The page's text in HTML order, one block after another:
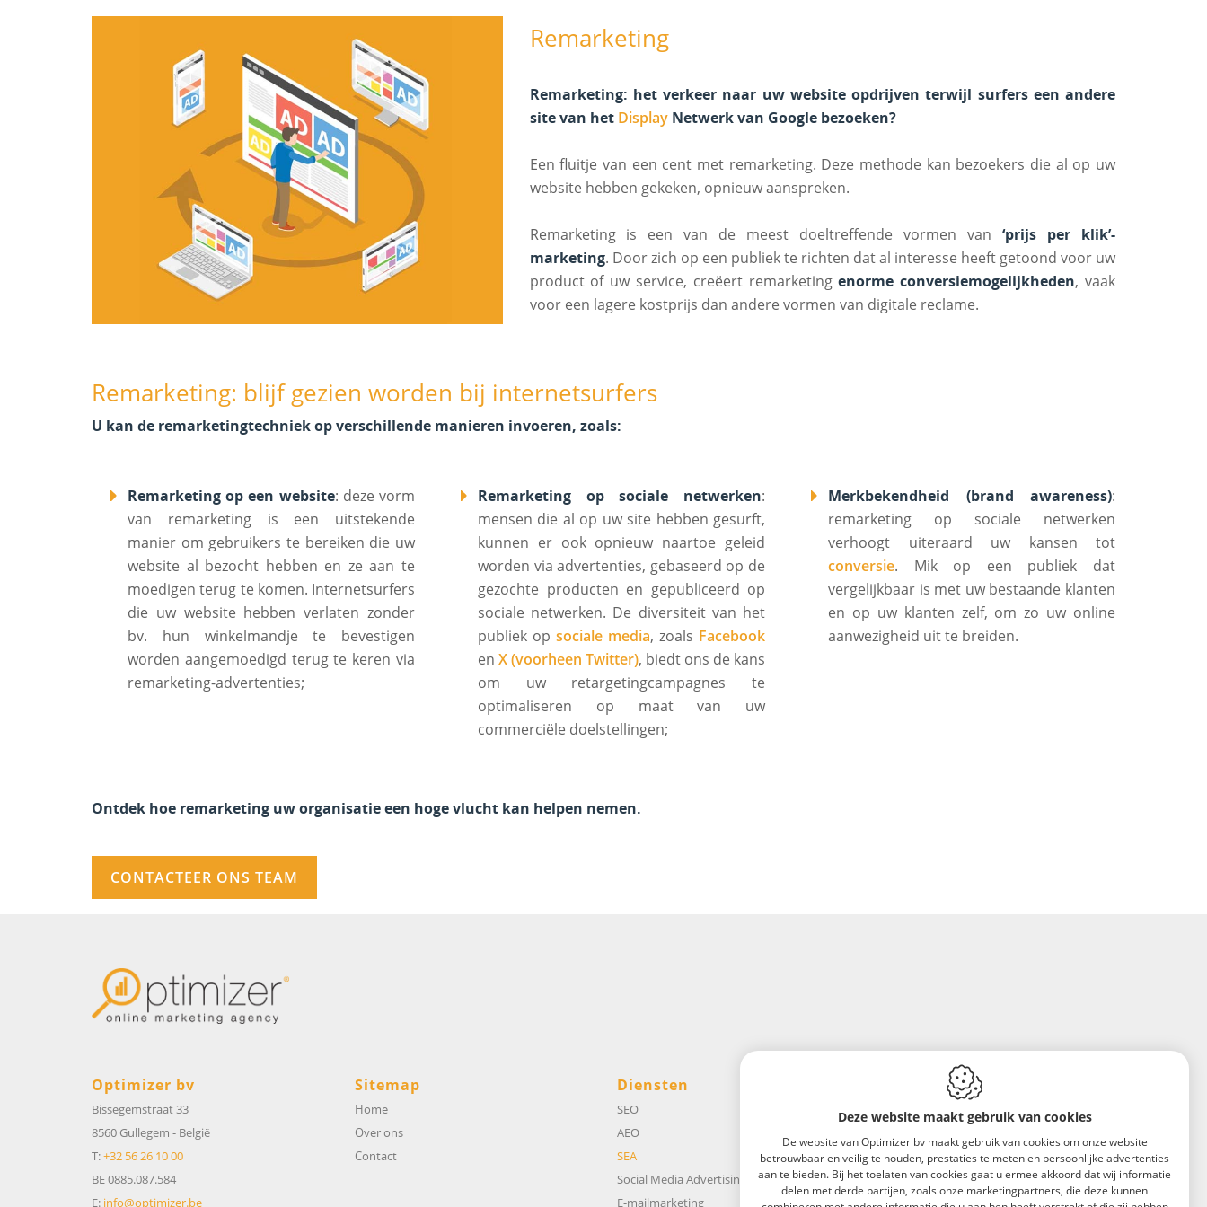
Remarketing
Remarketing: het verkeer naar uw website opdrijven terwijl surfers een andere
site van het DisplayNetwerk van Google bezoeken?
Een fluitje van een cent met remarketing. Deze methode kan bezoekers die al op uw
website hebben gekeken, opnieuw aanspreken.
Remarketing is een van de meest doeltreffende vormen van‘prijs per klik’-
marketing. Door zich op een publiek te richten dat al interesse heeft getoond voor uw
product of uw service, creëert remarketingenorme conversiemogelijkheden, vaak
voor een lagere kostprijs dan andere vormen van digitale reclame.
Remarketing: blijf gezien worden bij internetsurfers
U kan de remarketingtechniek op verschillende manieren invoeren, zoals:
Remarketing op een website: deze vorm
van remarketing is een uitstekende
manier om gebruikers te bereiken die uw
website al bezocht hebben en ze aan te
moedigen terug te komen. Internetsurfers
die uw website hebben verlaten zonder
bv. hun winkelmandje te bevestigen
worden aangemoedigd terug te keren via
remarketing-advertenties;
Remarketing op sociale netwerken:
mensen die al op uw site hebben gesurft,
kunnen er ook opnieuw naartoe geleid
worden via advertenties, gebaseerd op de
gezochte producten en gepubliceerd op
sociale netwerken. De diversiteit van het
publiek op sociale media, zoals Facebook
en X (voorheen Twitter), biedt ons de kans
om uw retargetingcampagnes te
optimaliseren op maat van uw
commerciële doelstellingen;
Merkbekendheid (brand awareness):
remarketing op sociale netwerken
verhoogt uiteraard uw kansen tot
conversie. Mik op een publiek dat
vergelijkbaar is met uw bestaande klanten
en op uw klanten zelf, om zo uw online
aanwezigheid uit te breiden.
Ontdek hoe remarketing uw organisatie een hoge vlucht kan helpen nemen.
CONTACTEER ONS TEAM
Optimizer bv
Bissegemstraat 33
8560 Gullegem - België
T:+32 56 26 10 00
BE 0885.087.584
E: info@optimizer.be
Sitemap
Home
Over ons
Contact
Diensten
SEO
AEO
SEA
Social Media Advertising
E-mailmarketing
Deze website maakt gebruik van cookies
De website van Optimizer bv maakt gebruik van cookies om onze website
betrouwbaar en veilig te houden, prestaties te meten en persoonlijke advertenties
aan te bieden. Bij het toelaten van cookies gaat u ermee akkoord dat wij informatie
delen met derde partijen, zoals onze marketingpartners, die deze kunnen